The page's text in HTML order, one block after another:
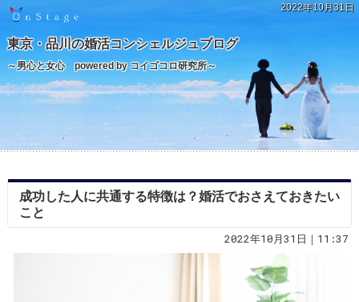
2022年10月31日
東京・品川の婚活コンシェルジュブログ
～男心と女心 powered by コイゴコロ研究所～
成功した人に共通する特徴は？婚活でおさえておきたい
こと
2022年10月31日｜11:37